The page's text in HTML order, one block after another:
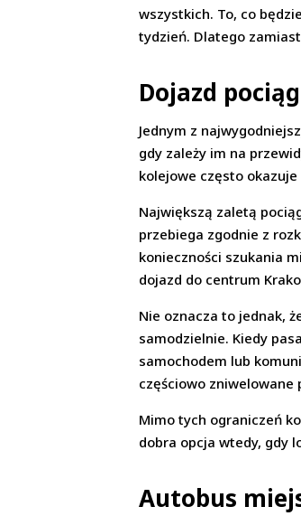
wszystkich. To, co
tydzień. Dlatego
Dojazd
Jednym z
gdy zależy im na
kolejowe często
Największą zaletą
przebiega zgodnie z
konieczności szukania
dojazd do centrum
Nie oznacza to jednak,
samodzielnie. Kiedy
samochodem lub
częściowo zniwelowane
Mimo tych ograniczeń
dobra opcja wtedy, gdy
Autobus